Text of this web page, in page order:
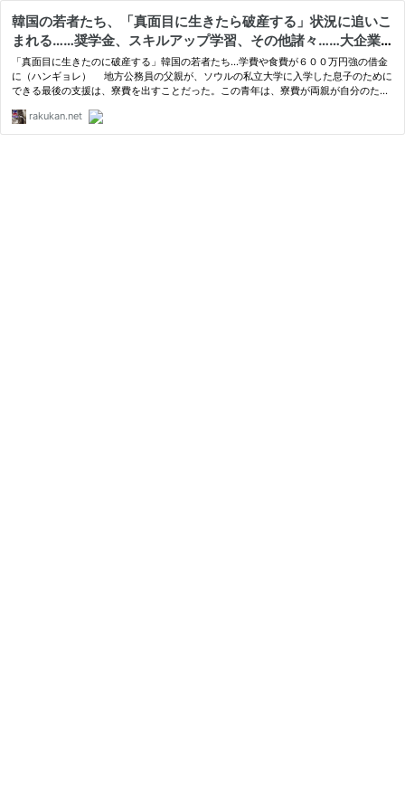
韓国の若者たち、「真面目に生きたら破産する」状況に追いこ
まれる……奨学金、スキルアップ学習、その他諸々……大企業
に入れなければ人生詰んで「個人再生」へ
「真面目に生きたのに破産する」韓国の若者たち…学費や食費が６００万円強の借金
に（ハンギョレ） 地方公務員の父親が、ソウルの私立大学に入学した息子のために
できる最後の支援は、寮費を出すことだった。この青年は、寮費が両親が自分のため
rakukan.net